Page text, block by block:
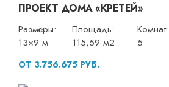
ПРОЕКТ ДОМА «КРЕТЕЙ»
Размеры:
13×9 м
Площадь:
115,59 м2
Комнат:
5
ОТ 3.756.675 РУБ.